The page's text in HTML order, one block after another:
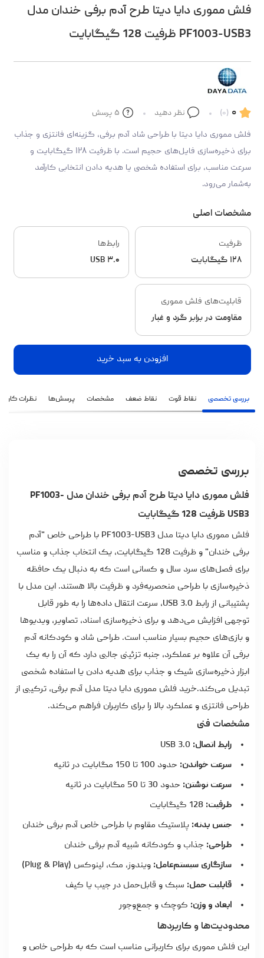
فلش مموری دایا دیتا طرح آدم برفی خندان مدل
PF1003-USB3 ظرفیت 128 گیگابایت
۰ (۰) نظر دهید ۵ پرسش
فلش مموری دایا دیتا با طراحی شاد آدم برفی، گزینه‌ای فانتزی و جذاب
برای ذخیره‌سازی فایل‌های حجیم است. با ظرفیت ۱۲۸ گیگابایت و
سرعت مناسب، برای استفاده شخصی یا هدیه دادن انتخابی کارآمد
به‌شمار می‌رود.
مشخصات اصلی
ظرفیت
۱۲۸ گیگابایت
رابط‌ها
USB ۳.۰
قابلیت‌های فلش مموری
مقاومت در برابر گرد و غبار
افزودن به سبد خرید
بررسی تخصصی نقاط قوت نقاط ضعف مشخصات پرسش‌ها نظرات
بررسی تخصصی
فلش مموری دایا دیتا طرح آدم برفی خندان مدل PF1003-
USB3 ظرفیت 128 گیگابایت
فلش مموری دایا دیتا مدل PF1003-USB3 با طراحی خاص "آدم
برفی خندان" و ظرفیت 128 گیگابایت، یک انتخاب جذاب و مناسب
برای فصل‌های سرد سال و کسانی است که به دنبال یک حافظه
ذخیره‌سازی با طراحی منحصربه‌فرد و ظرفیت بالا هستند. این مدل با
پشتیبانی از رابط USB 3.0، سرعت انتقال داده‌ها را به طور قابل
توجهی افزایش می‌دهد و برای ذخیره‌سازی اسناد، تصاویر، ویدیوها
و بازی‌های حجیم بسیار مناسب است. طراحی شاد و کودکانه آدم
برفی آن علاوه بر عملکرد، جنبه تزئینی جالبی دارد که آن را به یک
ابزار ذخیره‌سازی شیک و جذاب برای هدیه دادن یا استفاده شخصی
تبدیل می‌کند.خرید فلش مموری دایا دیتا مدل آدم برفی، ترکیبی از
طراحی فانتزی و عملکرد بالا را برای کاربران فراهم می‌کند.
مشخصات فنی
رابط اتصال:
سرعت خواندن: حدود 100 تا 150 مگابایت در ثانیه
سرعت نوشتن: حدود 30 تا 50 مگابایت در ثانیه
ظرفیت:
جنس بدنه: پلاستیک مقاوم با طراحی خاص آدم برفی خندان
طراحی: جذاب و کودکانه شبیه آدم برفی خندان
سازگاری سیستم‌عامل: ویندوز، مک، لینوکس (Plug & Play)
قابلیت حمل: سبک و قابل‌حمل در جیب یا کیف
ابعاد و وزن: کوچک و جمع‌وجور
محدودیت‌ها و کاربردها
این فلش مموری برای کاربرانی مناسب است که به طراحی خاص و